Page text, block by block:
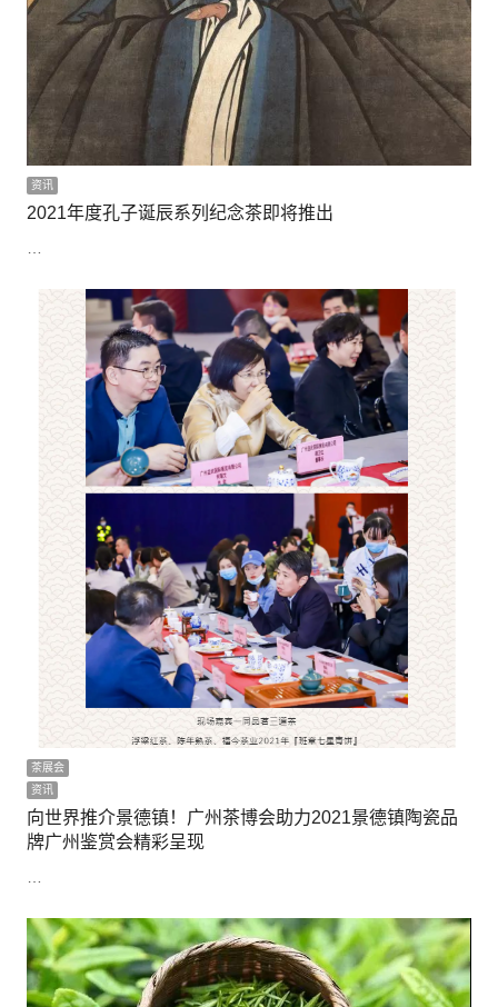
资讯
2021年度孔子诞辰系列纪念茶即将推出
茶展会
资讯
向世界推介景德镇！广州茶博会助力2021景德镇陶瓷品
牌广州鉴赏会精彩呈现
…